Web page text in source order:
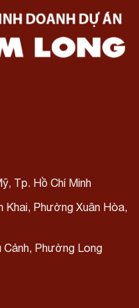
Tp. Hồ Chí Minh
Khai, Phường Xuân Hòa,
Cảnh, Phường Long